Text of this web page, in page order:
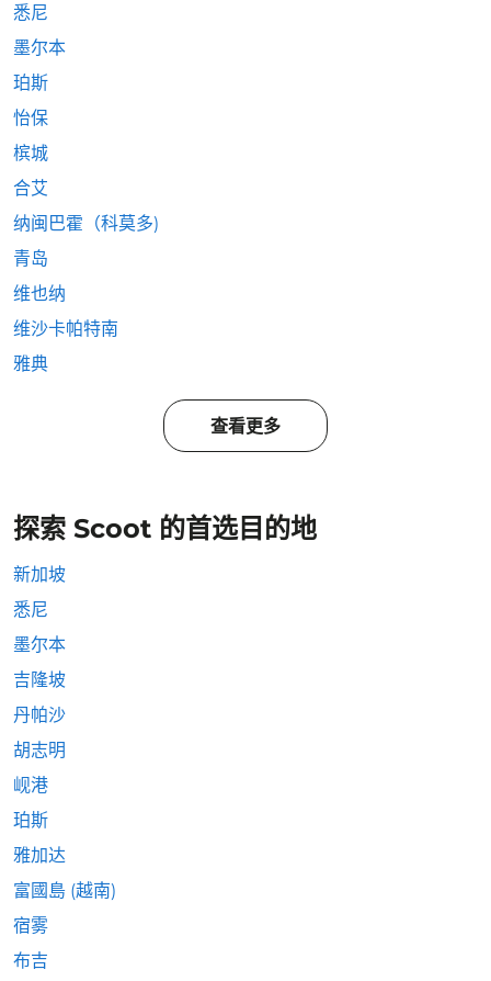
悉尼
墨尔本
珀斯
怡保
槟城
合艾
纳闽巴霍（科莫多)
青岛
维也纳
维沙卡帕特南
雅典
查看更多
探索 Scoot 的首选目的地
新加坡
悉尼
墨尔本
吉隆坡
丹帕沙
胡志明
岘港
珀斯
雅加达
富國島 (越南)
宿雾
布吉